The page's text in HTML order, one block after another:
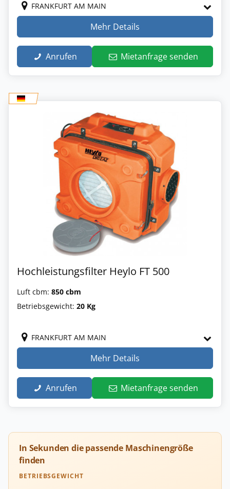
FRANKFURT AM MAIN
Mehr Details
Anrufen Mietanfrage senden
Hochleistungsfilter Heylo FT 500
Luft cbm: 850 cbm
Betriebsgewicht: 20 Kg
FRANKFURT AM MAIN
Mehr Details
Anrufen Mietanfrage senden
In Sekunden die passende Maschinengröße
finden
BETRIEBSGEWICHT